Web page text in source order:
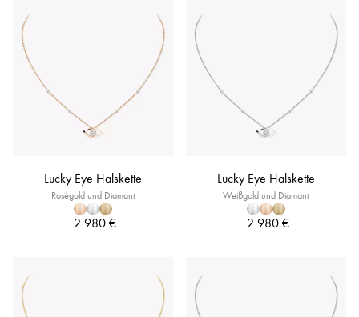
Lucky Eye Halskette
Roségold und Diamant
2.980 €
Lucky Eye Halskette
Weißgold und Diamant
2.980 €